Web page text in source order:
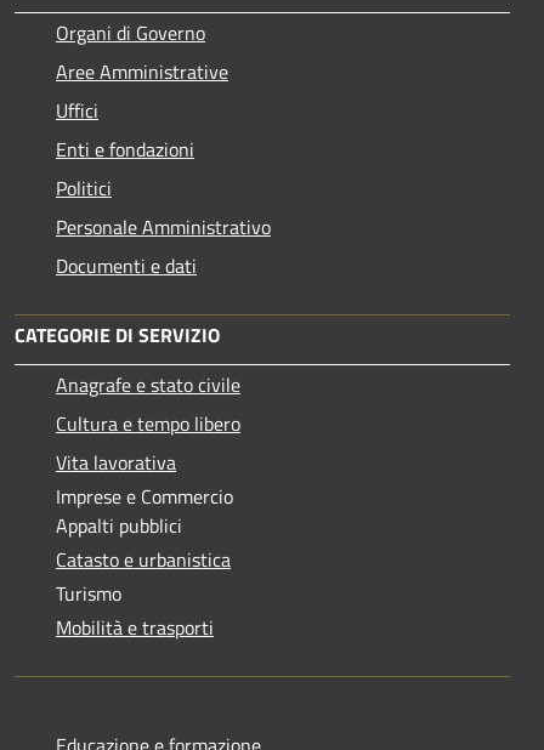
Organi di Governo
Aree Amministrative
Uffici
Enti e fondazioni
Politici
Personale Amministrativo
Documenti e dati
CATEGORIE DI SERVIZIO
Anagrafe e stato civile
Cultura e tempo libero
Vita lavorativa
Imprese e Commercio
Appalti pubblici
Catasto e urbanistica
Turismo
Mobilità e trasporti